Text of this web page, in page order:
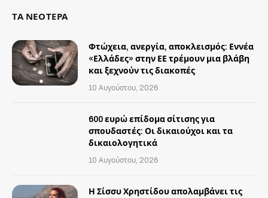
ΤΑ ΝΕΟΤΕΡΑ
Φτώχεια, ανεργία, αποκλεισμός: Εννέα
«Ελλάδες» στην ΕΕ τρέμουν μια βλάβη
και ξεχνούν τις διακοπές
10 Αυγούστου, 2026
600 ευρώ επίδομα σίτισης για
σπουδαστές: Οι δικαιούχοι και τα
δικαιολογητικά
10 Αυγούστου, 2026
Η Σίσσυ Χρηστίδου απολαμβάνει τις